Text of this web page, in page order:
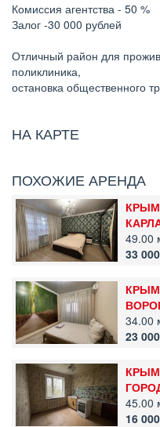
Комиссия агентства - 50 %
Залог -30 000 рублей
Отличный район для
поликлиника,
остановка общественного
НА КАРТЕ
ПОХОЖИЕ АРЕНДА
49.00
33 000
34.00
23 000
45.00
16 000